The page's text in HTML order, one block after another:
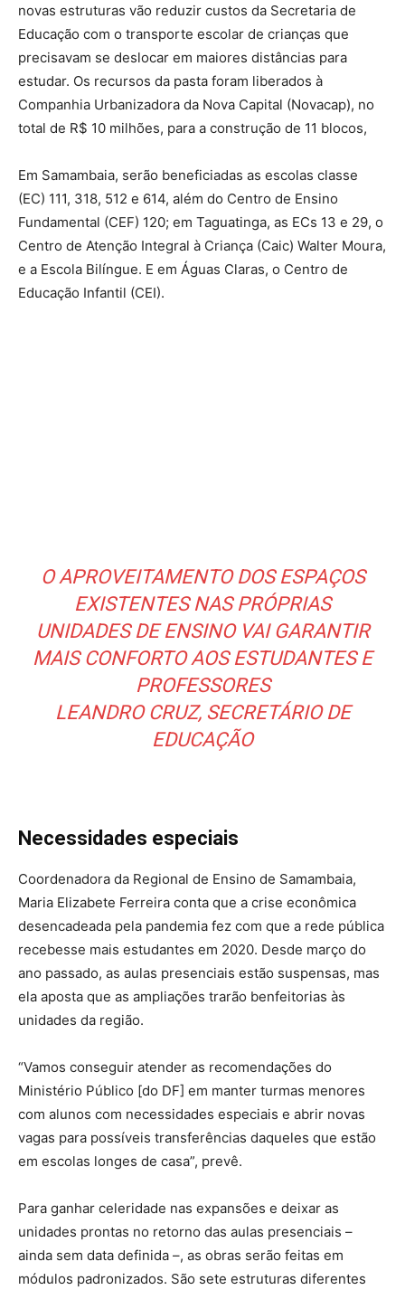
novas estruturas vão reduzir custos da Secretaria de
Educação com o transporte escolar de crianças que
precisavam se deslocar em maiores distâncias para
estudar. Os recursos da pasta foram liberados à
Companhia Urbanizadora da Nova Capital (Novacap), no
total de R$ 10 milhões, para a construção de 11 blocos,
Em Samambaia, serão beneficiadas as escolas classe
(EC) 111, 318, 512 e 614, além do Centro de Ensino
Fundamental (CEF) 120; em Taguatinga, as ECs 13 e 29, o
Centro de Atenção Integral à Criança (Caic) Walter Moura,
e a Escola Bilíngue. E em Águas Claras, o Centro de
Educação Infantil (CEI).
O APROVEITAMENTO DOS ESPAÇOS
EXISTENTES NAS PRÓPRIAS
UNIDADES DE ENSINO VAI GARANTIR
MAIS CONFORTO AOS ESTUDANTES E
PROFESSORES
LEANDRO CRUZ, SECRETÁRIO DE
EDUCAÇÃO
Necessidades especiais
Coordenadora da Regional de Ensino de Samambaia,
Maria Elizabete Ferreira conta que a crise econômica
desencadeada pela pandemia fez com que a rede pública
recebesse mais estudantes em 2020. Desde março do
ano passado, as aulas presenciais estão suspensas, mas
ela aposta que as ampliações trarão benfeitorias às
unidades da região.
“Vamos conseguir atender as recomendações do
Ministério Público [do DF] em manter turmas menores
com alunos com necessidades especiais e abrir novas
vagas para possíveis transferências daqueles que estão
em escolas longes de casa”, prevê.
Para ganhar celeridade nas expansões e deixar as
unidades prontas no retorno das aulas presenciais –
ainda sem data definida –, as obras serão feitas em
módulos padronizados. São sete estruturas diferentes